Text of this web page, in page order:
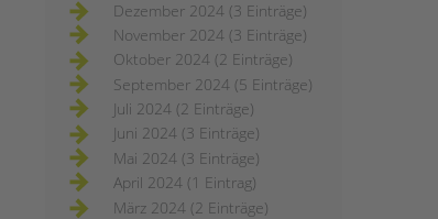
Dezember 2024 (3 Einträge)
November 2024 (3 Einträge)
Oktober 2024 (2 Einträge)
September 2024 (5 Einträge)
Juli 2024 (2 Einträge)
Juni 2024 (3 Einträge)
Mai 2024 (3 Einträge)
April 2024 (1 Eintrag)
März 2024 (2 Einträge)